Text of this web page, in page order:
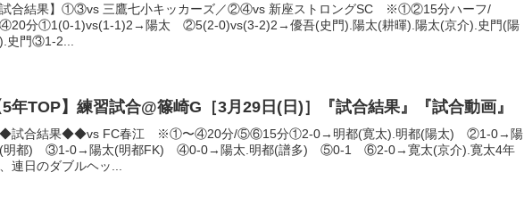
試合結果】①③vs 三鷹七小キッカーズ／②④vs 新座ストロングSC ※①②15分ハーフ/
分①1(0-1)vs(1-1)2→陽太 ②5(2-0)vs(3-2)2→優吾(史門).陽太(耕暉).陽太(京介).史門(陽
史門③1-2...
5年TOP】練習試合@篠崎G［3月29日(日)］『試合結果』『試合動画』
試合結果◆◆vs FC春江 ※①〜④20分/⑤⑥15分①2-0→明都(寛太).明都(陽太) ②1-0→陽
明都) ③1-0→陽太(明都FK) ④0-0→陽太.明都(譜多) ⑤0-1 ⑥2-0→寛太(京介).寛太4年
連日のダブルヘッ...